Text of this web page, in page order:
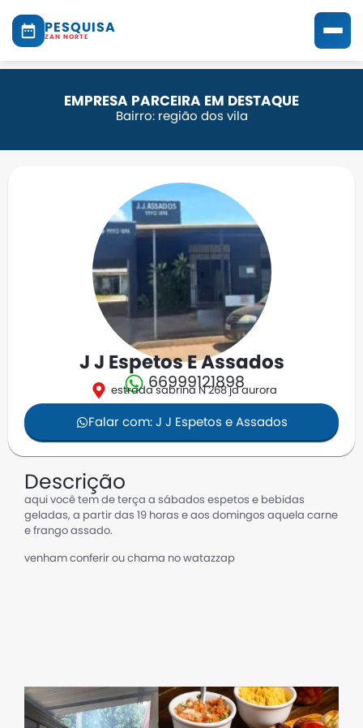
PESQUISA
ZAN NORTE
EMPRESA PARCEIRA EM DESTAQUE
Bairro: região dos vila
J J Espetos E Assados
66999121898
estrada sabrina N 268 jd aurora
Falar com: J J Espetos e Assados
Descrição
aqui você tem de terça a sábados espetos e bebidas
geladas, a partir das 19 horas e aos domingos aquela carne
e frango assado.
venham conferir ou chama no watazzap